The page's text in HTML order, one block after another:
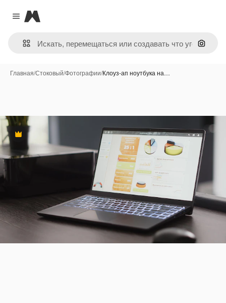
Close menu
Magnific
Поиск
Главная/Стоковый/Фотографии/Клоуз-ап ноутбука на…
Премиум